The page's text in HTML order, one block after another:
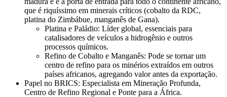
que é riquíssimo em minerais críticos (cobalto da RDC,
platina do Zimbábue, manganês de Gana).
Platina e Paládio: Líder global, essenciais para
catalisadores de veículos a hidrogênio e outros
processos químicos.
Refino de Cobalto e Manganês: Pode se tornar um
centro de refino para os minérios extraídos em outros
países africanos, agregando valor antes da exportação.
Papel no BRICS: Especialista em Mineração Profunda,
Centro de Refino Regional e Ponte para a África.